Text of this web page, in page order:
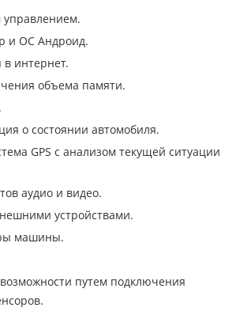
и ОС Андроид.
в интернет.
объема памяти.
о состоянии автомобиля.
GPS с анализом текущей ситуации
аудио и видео.
устройствами.
машины.
путем подключения